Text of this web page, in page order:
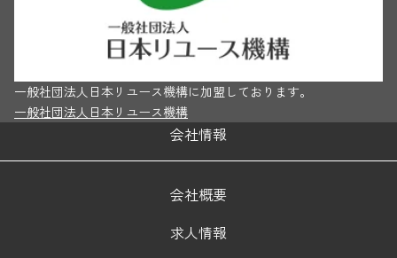
一般社団法人日本リユース機構に加盟しております。
一般社団法人日本リユース機構
会社情報
会社概要
求人情報